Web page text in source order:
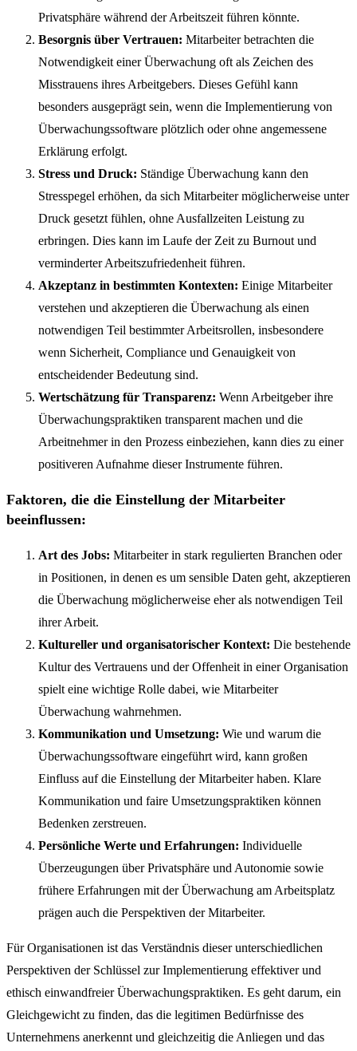
Privatsphäre während der Arbeitszeit führen könnte.
Besorgnis über Vertrauen: Mitarbeiter betrachten die
Notwendigkeit einer Überwachung oft als Zeichen des
Misstrauens ihres Arbeitgebers. Dieses Gefühl kann
besonders ausgeprägt sein, wenn die Implementierung von
Überwachungssoftware plötzlich oder ohne angemessene
Erklärung erfolgt.
Stress und Druck: Ständige Überwachung kann den
Stresspegel erhöhen, da sich Mitarbeiter möglicherweise unter
Druck gesetzt fühlen, ohne Ausfallzeiten Leistung zu
erbringen. Dies kann im Laufe der Zeit zu Burnout und
verminderter Arbeitszufriedenheit führen.
Akzeptanz in bestimmten Kontexten: Einige Mitarbeiter
verstehen und akzeptieren die Überwachung als einen
notwendigen Teil bestimmter Arbeitsrollen, insbesondere
wenn Sicherheit, Compliance und Genauigkeit von
entscheidender Bedeutung sind.
Wertschätzung für Transparenz: Wenn Arbeitgeber ihre
Überwachungspraktiken transparent machen und die
Arbeitnehmer in den Prozess einbeziehen, kann dies zu einer
positiveren Aufnahme dieser Instrumente führen.
Faktoren, die die Einstellung der Mitarbeiter
beeinflussen:
Art des Jobs: Mitarbeiter in stark regulierten Branchen oder
in Positionen, in denen es um sensible Daten geht, akzeptieren
die Überwachung möglicherweise eher als notwendigen Teil
ihrer Arbeit.
Kultureller und organisatorischer Kontext: Die bestehende
Kultur des Vertrauens und der Offenheit in einer Organisation
spielt eine wichtige Rolle dabei, wie Mitarbeiter
Überwachung wahrnehmen.
Kommunikation und Umsetzung: Wie und warum die
Überwachungssoftware eingeführt wird, kann großen
Einfluss auf die Einstellung der Mitarbeiter haben. Klare
Kommunikation und faire Umsetzungspraktiken können
Bedenken zerstreuen.
Persönliche Werte und Erfahrungen: Individuelle
Überzeugungen über Privatsphäre und Autonomie sowie
frühere Erfahrungen mit der Überwachung am Arbeitsplatz
prägen auch die Perspektiven der Mitarbeiter.
Für Organisationen ist das Verständnis dieser unterschiedlichen
Perspektiven der Schlüssel zur Implementierung effektiver und
ethisch einwandfreier Überwachungspraktiken. Es geht darum, ein
Gleichgewicht zu finden, das die legitimen Bedürfnisse des
Unternehmens anerkennt und gleichzeitig die Anliegen und das